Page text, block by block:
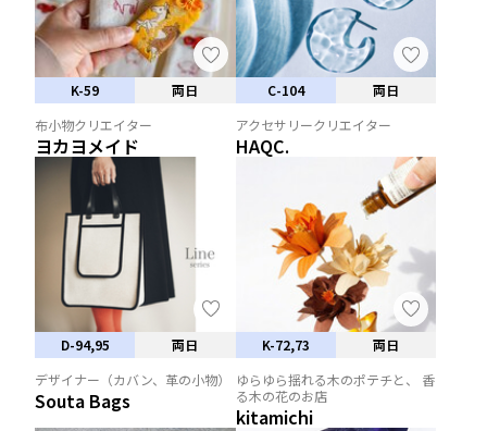
K-59
両日
布小物クリエイター
ヨカヨメイド
C-104
両日
アクセサリークリエイター
HAQC.
D-94,95
両日
デザイナー（カバン、革の小物）
Souta Bags
K-72,73
両日
ゆらゆら揺れる木のポテチと、 香
る木の花のお店
kitamichi